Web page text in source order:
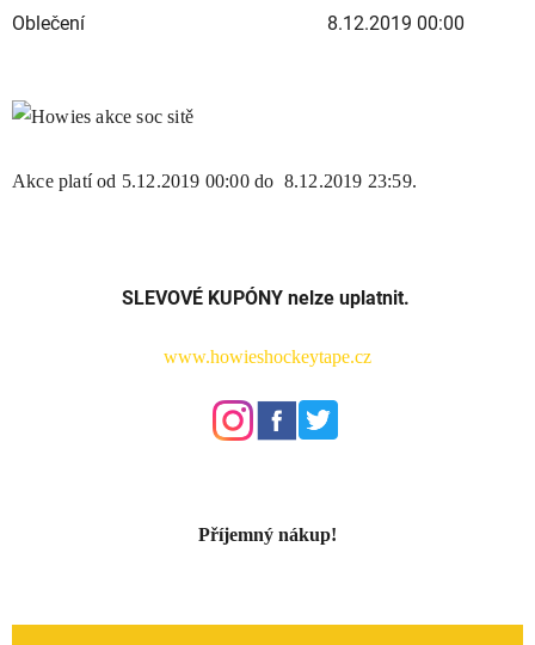
Oblečení
8.12.2019 00:00
Akce platí od 5.12.2019 00:00 do 8.12.2019 23:59.
SLEVOVÉ KUPÓNY nelze uplatnit.
www.howieshockeytape.cz
Příjemný nákup!